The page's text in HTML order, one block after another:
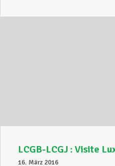
LCGB-LCGJ : Visite
16. März 2016